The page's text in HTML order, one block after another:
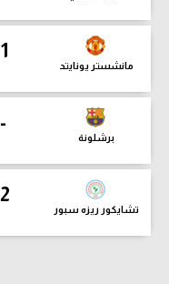
1
مانشستر يونايتد
-
برشلونة
2
تشايكور ريزه سبور